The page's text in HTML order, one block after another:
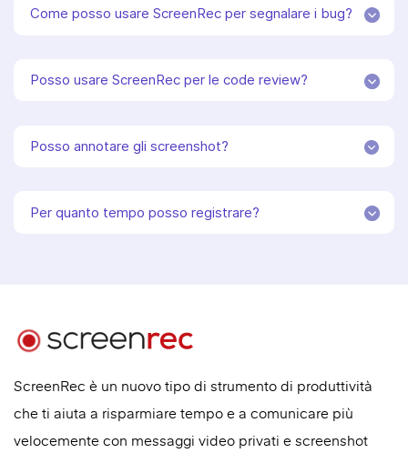
Come posso usare ScreenRec per segnalare i bug?
Posso usare ScreenRec per le code review?
Posso annotare gli screenshot?
Per quanto tempo posso registrare?
ScreenRec è un nuovo tipo di strumento di produttività
che ti aiuta a risparmiare tempo e a comunicare più
velocemente con messaggi video privati e screenshot